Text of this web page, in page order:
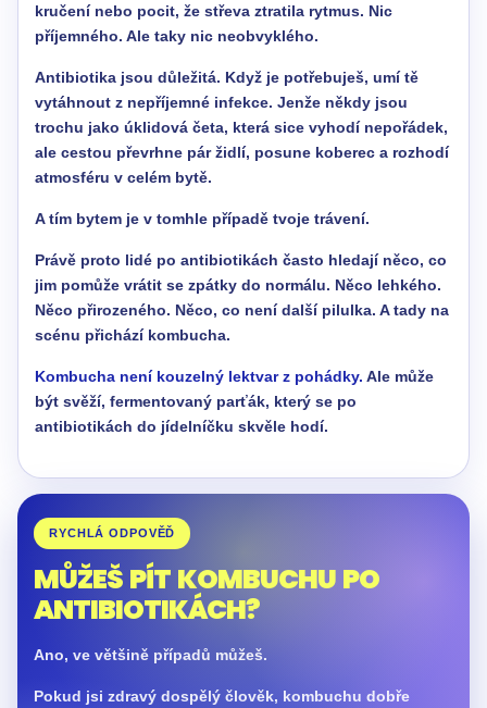
kručení nebo pocit, že střeva ztratila rytmus. Nic
příjemného. Ale taky nic neobvyklého.
Antibiotika jsou důležitá. Když je potřebuješ, umí tě
vytáhnout z nepříjemné infekce. Jenže někdy jsou
trochu jako úklidová četa, která sice vyhodí nepořádek,
ale cestou převrhne pár židlí, posune koberec a rozhodí
atmosféru v celém bytě.
A tím bytem je v tomhle případě tvoje trávení.
Právě proto lidé po antibiotikách často hledají něco, co
jim pomůže vrátit se zpátky do normálu. Něco lehkého.
Něco přirozeného. Něco, co není další pilulka. A tady na
scénu přichází kombucha.
Kombucha není kouzelný lektvar z pohádky. Ale může
být svěží, fermentovaný parťák, který se po
antibiotikách do jídelníčku skvěle hodí.
RYCHLÁ ODPOVĚĎ
MŮŽEŠ PÍT KOMBUCHU PO
ANTIBIOTIKÁCH?
Ano, ve většině případů můžeš.
Pokud jsi zdravý dospělý člověk, kombuchu dobře